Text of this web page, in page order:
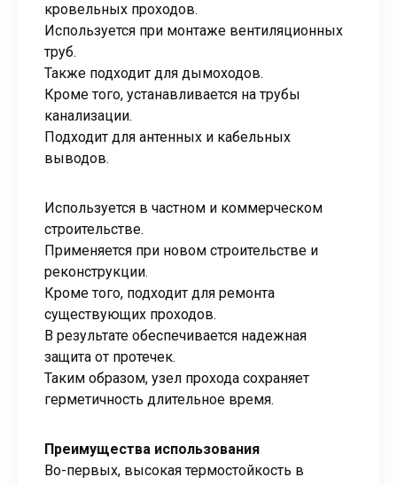
кровельных проходов.
Используется при монтаже вентиляционных
труб.
Также подходит для дымоходов.
Кроме того, устанавливается на трубы
канализации.
Подходит для антенных и кабельных
выводов.
Используется в частном и коммерческом
строительстве.
Применяется при новом строительстве и
реконструкции.
Кроме того, подходит для ремонта
существующих проходов.
В результате обеспечивается надежная
защита от протечек.
Таким образом, узел прохода сохраняет
герметичность длительное время.
Преимущества использования
Во-первых, высокая термостойкость в